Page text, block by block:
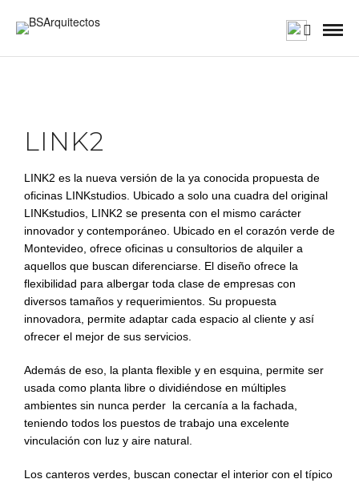
LINK2
LINK2 es la nueva versión de la ya conocida propuesta de
oficinas LINKstudios. Ubicado a solo una cuadra del original
LINKstudios, LINK2 se presenta con el mismo carácter
innovador y contemporáneo. Ubicado en el corazón verde de
Montevideo, ofrece oficinas u consultorios de alquiler a
aquellos que buscan diferenciarse. El diseño ofrece la
flexibilidad para albergar toda clase de empresas con
diversos tamaños y requerimientos. Su propuesta
innovadora, permite adaptar cada espacio al cliente y así
ofrecer el mejor de sus servicios.
Además de eso, la planta flexible y en esquina, permite ser
usada como planta libre o dividiéndose en múltiples
ambientes sin nunca perder la cercanía a la fachada,
teniendo todos los puestos de trabajo una excelente
vinculación con luz y aire natural.
Los canteros verdes, buscan conectar el interior con el típico